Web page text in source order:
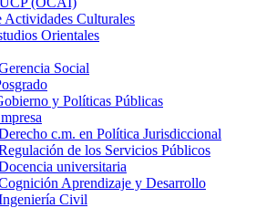
Actividades Culturales
Orientales
Social
y Políticas Públicas
c.m. en Política Jurisdiccional
de los Servicios Públicos
universitaria
Aprendizaje y Desarrollo
Civil